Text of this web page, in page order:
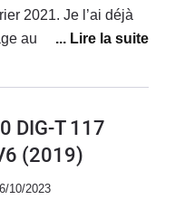
2021. Je l’ai déjà
au moins 4 fois(
au au niveau
DIG-T 117
(2019)
10/2023